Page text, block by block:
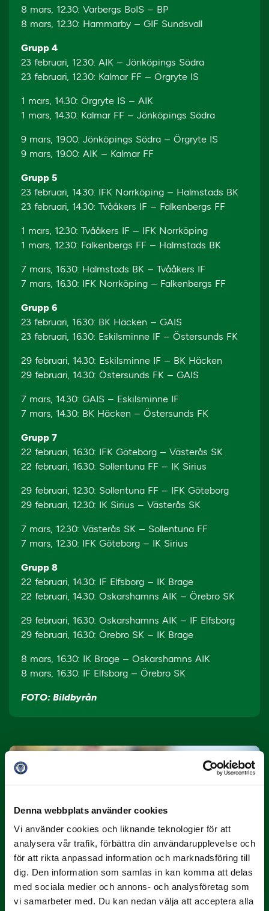
Denna webbplats använder cookies
Vi använder cookies och liknande teknologier för att
analysera vår trafik, förbättra din användarupplevelse och
för att rikta anpassad information och marknadsföring till
dig. Den information som samlas in kan komma att delas
med sociala medier och annons- och analysföretag som
vi samarbeter med. Du kan nedan välja att acceptera alla
8 mars, 12.30: Varbergs BoIS – BP
8 mars, 12.30: Hammarby – GIF Sundsvall
Grupp 4
23 februari, 12.30: AIK – Jönköpings Södra
​​​​​​​23 februari, 12.30: Kalmar FF – Örgryte IS
1 mars, 14.30: Örgryte IS – AIK
1 mars, 14.30: Kalmar FF – Jönköpings Södra
9 mars, 19.00: Jönköpings Södra – Örgryte IS
9 mars, 19.00: AIK – Kalmar FF
Grupp 5
23 februari, 14.30: IFK Norrköping – Halmstads BK
​​​​​​​23 februari, 14.30: Tvååkers IF – Falkenbergs FF
1 mars, 12.30: Tvååkers IF – IFK Norrköping
1 mars, 12.30: Falkenbergs FF – Halmstads BK
7 mars, 16.30: Halmstads BK – Tvååkers IF
7 mars, 16.30: IFK Norrköping – Falkenbergs FF
Grupp 6
23 februari, 16.30: BK Häcken – GAIS
23 februari, 16.30: Eskilsminne IF – Östersunds FK
29 februari, 14.30: Eskilsminne IF – BK Häcken
29 februari, 14.30: Östersunds FK – GAIS
7 mars, 14.30: GAIS – Eskilsminne IF
7 mars, 14.30: BK Häcken – Östersunds FK
Grupp 7
22 februari, 16.30: IFK Göteborg – Västerås SK
22 februari, 16.30: Sollentuna FF – IK Sirius
29 februari, 12.30: Sollentuna FF – IFK Göteborg
29 februari, 12.30: IK Sirius – Västerås SK
7 mars, 12.30: Västerås SK – Sollentuna FF
7 mars, 12.30: IFK Göteborg – IK Sirius
Grupp 8
22 februari, 14.30: IF Elfsborg – IK Brage
22 februari, 14.30: Oskarshamns AIK – Örebro SK
29 februari, 16.30: Oskarshamns AIK – IF Elfsborg
29 februari, 16.30: Örebro SK – IK Brage
8 mars, 16.30: IK Brage – Oskarshamns AIK
8 mars, 16.30: IF Elfsborg – Örebro SK
FOTO: Bildbyrån
10 JULI
Dubbla Landskrona-priser när juni
summeras
"Vilken…